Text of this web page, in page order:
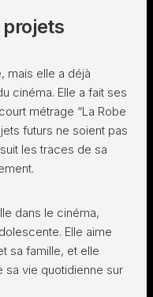
mais elle a déjà
cinéma. Elle a fait ses
métrage “La Robe
futurs ne soient pas
les traces de sa
dans le cinéma,
Elle aime
sa famille, et elle
sa vie quotidienne sur